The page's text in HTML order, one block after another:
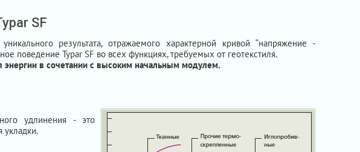
SF
результата, отражаемого характерной кривой “напряжение -
поведение Typar SF во всех функциях, требуемых от геотекстиля.
энергии в сочетании с высоким начальным модулем.
удлинения - это
укладки.